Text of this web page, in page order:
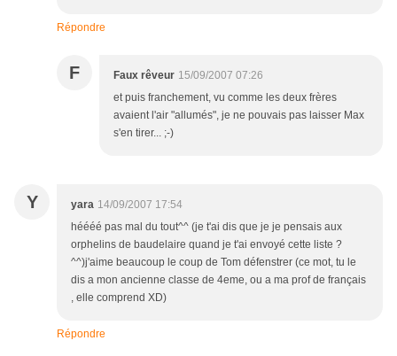
Répondre
F Faux rêveur 15/09/2007 07:26
et puis franchement, vu comme les deux frères
avaient l'air "allumés", je ne pouvais pas laisser Max
s'en tirer... ;-)
Y yara 14/09/2007 17:54
héééé pas mal du tout^^ (je t'ai dis que je je pensais aux
orphelins de baudelaire quand je t'ai envoyé cette liste ?
^^)j'aime beaucoup le coup de Tom défenstrer (ce mot, tu le
dis a mon ancienne classe de 4eme, ou a ma prof de français
, elle comprend XD)
Répondre